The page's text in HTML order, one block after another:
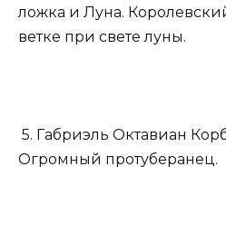
ложка и Луна.
ветке при свете луны.
5. Габриэль Октавиан
Огромный протуберанец.